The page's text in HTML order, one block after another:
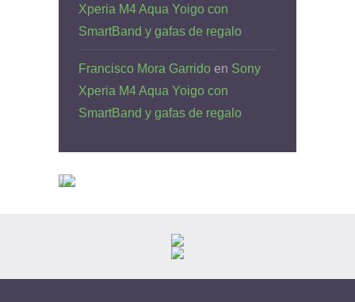
Xperia M4 Aqua Yoigo con
SmartBand y gafas de regalo
Francisco Mora Garrido en Sony
Xperia M4 Aqua Yoigo con
SmartBand y gafas de regalo